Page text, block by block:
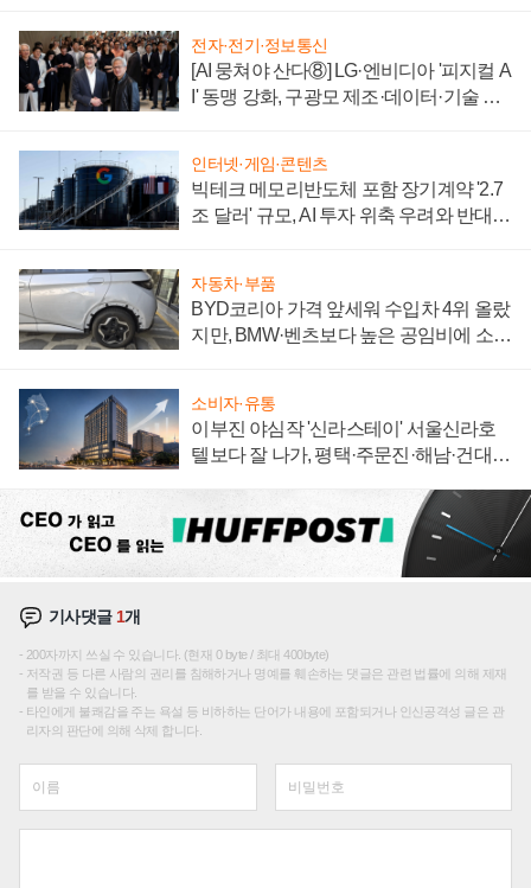
전자·전기·정보통신
[AI 뭉쳐야 산다⑧] LG·엔비디아 '피지컬 A
I' 동맹 강화, 구광모 제조·데이터·기술 결
인터넷·게임·콘텐츠
빅테크 메모리반도체 포함 장기계약 '2.7
조 달러' 규모, AI 투자 위축 우려와 반대
자동차·부품
BYD코리아 가격 앞세워 수입차 4위 올랐
지만, BMW·벤츠보다 높은 공임비에 소비
소비자·유통
이부진 야심작 '신라스테이' 서울신라호
텔보다 잘 나가, 평택·주문진·해남·건대로
기사댓글1개
200자까지 쓰실 수 있습니다. (현재 0 byte / 최대 400byte)
저작권 등 다른 사람의 권리를 침해하거나 명예를 훼손하는 댓글은 관련 법률에 의해 제재
를 받을 수 있습니다.
타인에게 불쾌감을 주는 욕설 등 비하하는 단어가 내용에 포함되거나 인신공격성 글은 관
리자의 판단에 의해 삭제 합니다.